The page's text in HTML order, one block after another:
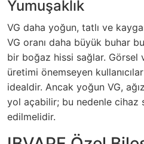
Yumuşaklık
VG daha yoğun, tatlı ve
VG oranı daha büyük buhar
bir boğaz hissi sağlar. Görsel
üretimi önemseyen
idealdir. Ancak yoğun VG,
yol açabilir; bu nedenle cihaz
edilmelidir.